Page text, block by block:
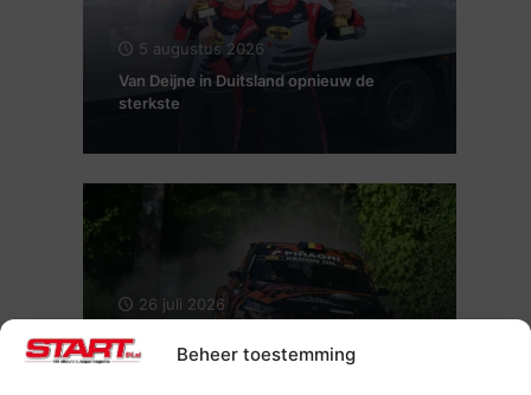
Beheer toestemming
5 augustus 2026
Van Deijne in Duitsland opnieuw de
sterkste
26 juli 2026
Maxime Potty en Renaud Herman voor
de tweede keer Kampioen van België